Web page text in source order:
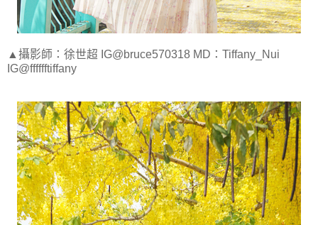
▲攝影師：徐世超 IG@bruce570318 MD：Tiffany_Nui
IG@fffffftiffany